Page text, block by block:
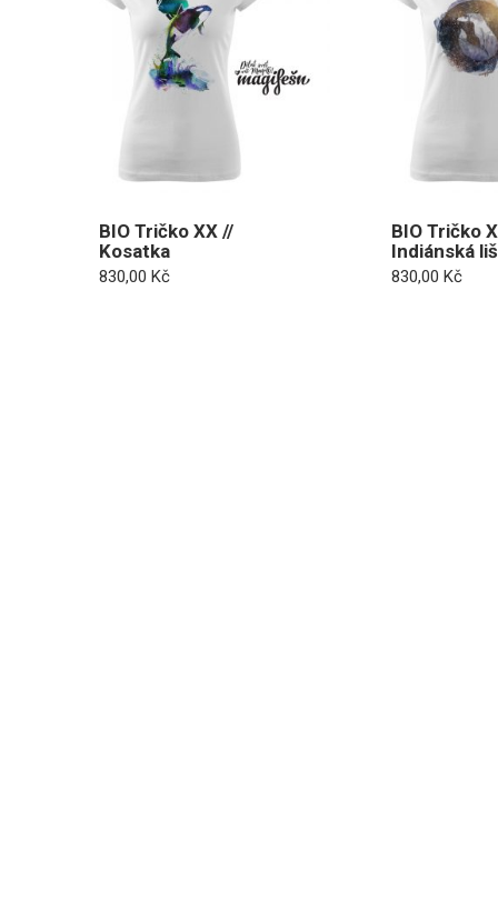
BIO Tričko XX //
Kosatka
830,00 Kč
BIO Tričko
Indiánská
830,00 Kč